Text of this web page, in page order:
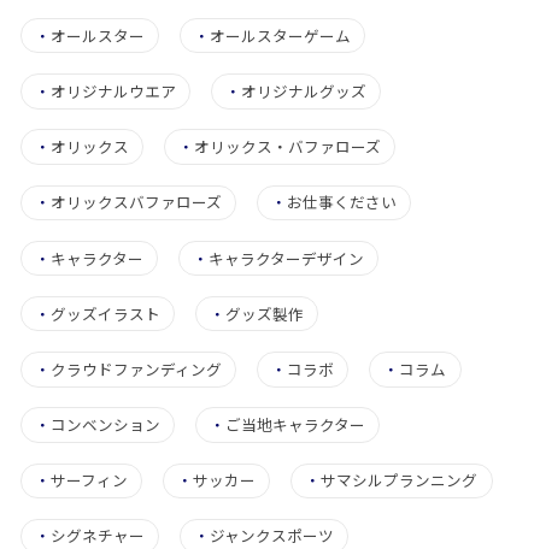
・ オールスター ・ オールスターゲーム
・ オリジナルウエア ・ オリジナルグッズ
・ オリックス ・ オリックス・バファローズ
・ オリックスバファローズ ・ お仕事ください
・ キャラクター ・ キャラクターデザイン
・ グッズイラスト ・ グッズ製作
・ クラウドファンディング ・ コラボ ・ コラム
・ コンベンション ・ ご当地キャラクター
・ サーフィン ・サッカー ・サマシルプランニング
・ シグネチャー ・ ジャンクスポーツ